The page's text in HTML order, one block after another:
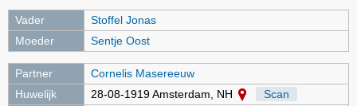
Vader
Stoffel Jonas
Moeder
Sentje Oost
Partner
Cornelis Masereeuw
Huwelijk
28-08-1919 Amsterdam, NH
Scan